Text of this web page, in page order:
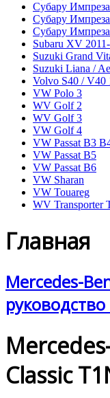
Субару
Субару
Субару
Subaru XV
Suzuki Grand
Suzuki Liana /
Volvo S40 / V40
VW Polo 3
WV Golf 2
WV Golf 3
VW Golf 4
VW Passat B3
VW Passat B5
VW Passat B6
VW Sharan
VW Touareg
WV Transporter
Главная
Mercedes-
Classic